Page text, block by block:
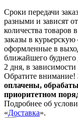
Сроки передачи
разными и зависят
количества товаров
заказы в
оформленные в
ближайшего буднего
2 дня, в
Обратите внимание!
оплачены,
приоритетном
Подробнее об
«Доставка».